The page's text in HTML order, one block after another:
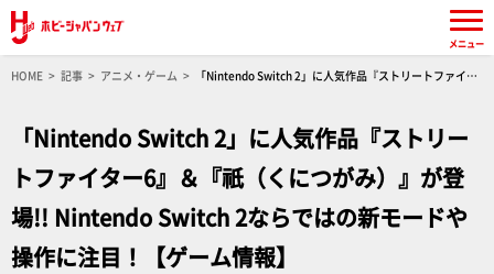
HOME 記事 アニメ・ゲーム
「Nintendo Switch 2」に人気作品『ストリートファイタ
「Nintendo Switch 2」に人気作品『ストリー
トファイター6』＆『祇（くにつがみ）』が登
場!! Nintendo Switch 2ならではの新モードや
操作に注目！【ゲーム情報】
メニュー